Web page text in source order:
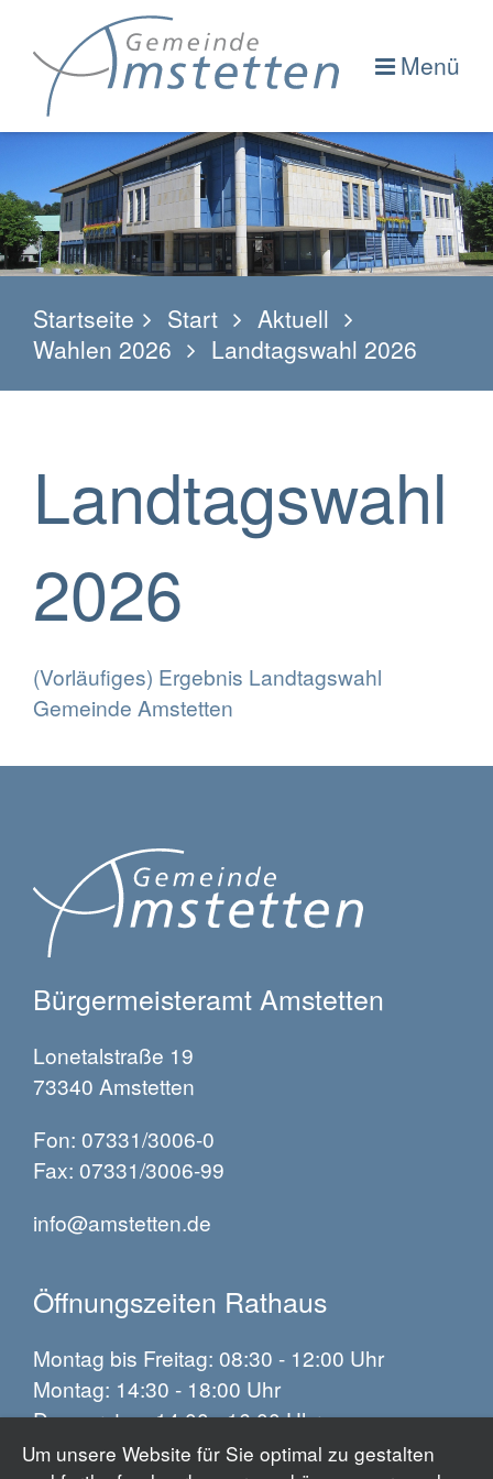
Um unsere Website für Sie optimal zu gestalten
Menü
Startseite Start
Aktuell
Wahlen 2026
Landtagswahl 2026
Landtagswahl
2026
(Vorläufiges) Ergebnis Landtagswahl
Gemeinde Amstetten
Bürgermeisteramt Amstetten
Lonetalstraße 19
73340 Amstetten
Fon: 07331/3006-0
Fax: 07331/3006-99
info@amstetten.de
Öffnungszeiten Rathaus
Montag bis Freitag: 08:30 - 12:00 Uhr
Montag: 14:30 - 18:00 Uhr
Donnerstag: 14:00 - 16:00 Uhr